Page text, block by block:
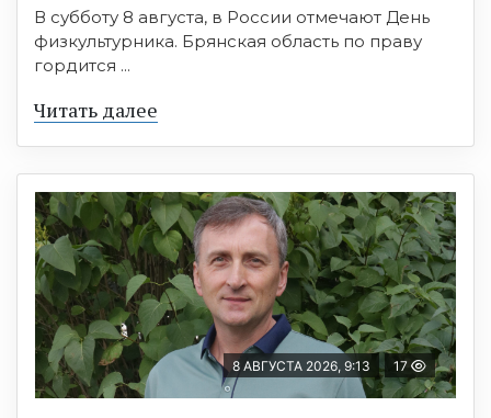
В субботу 8 августа, в России отмечают День
физкультурника. Брянская область по праву
гордится ...
Читать далее
8 АВГУСТА 2026, 9:13 17